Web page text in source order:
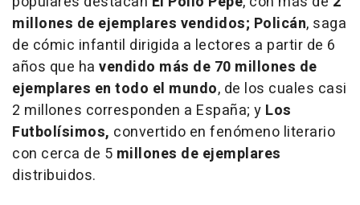
millones de ejemplares vendidos; Policán, saga
de cómic infantil dirigida a lectores a partir de 6
años que ha vendido más de 70 millones de
ejemplares en todo el mundo, de los cuales casi
2 millones corresponden a España; y Los
Futbolísimos, convertido en fenómeno literario
con cerca de 5 millones de ejemplares
distribuidos.